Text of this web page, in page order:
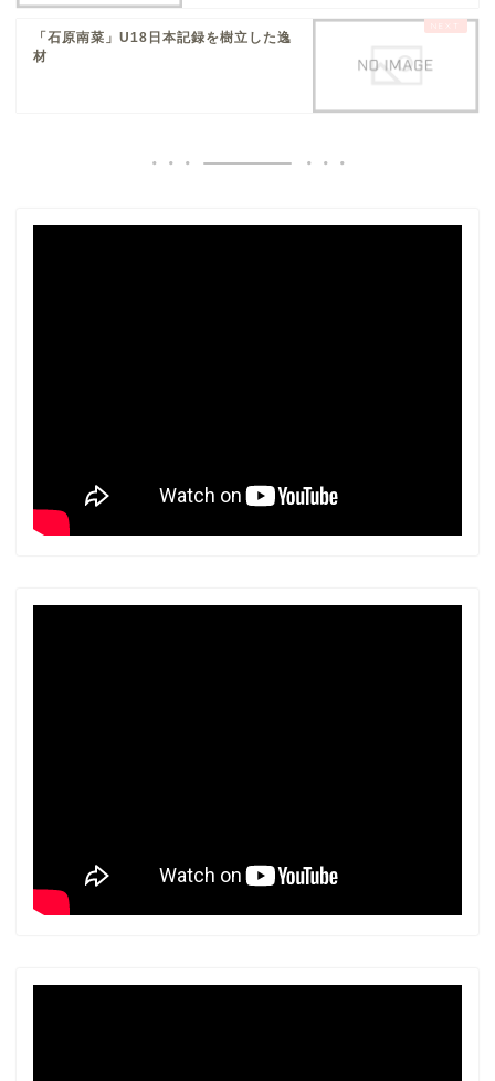
「石原南菜」U18日本記録を樹立した逸
材